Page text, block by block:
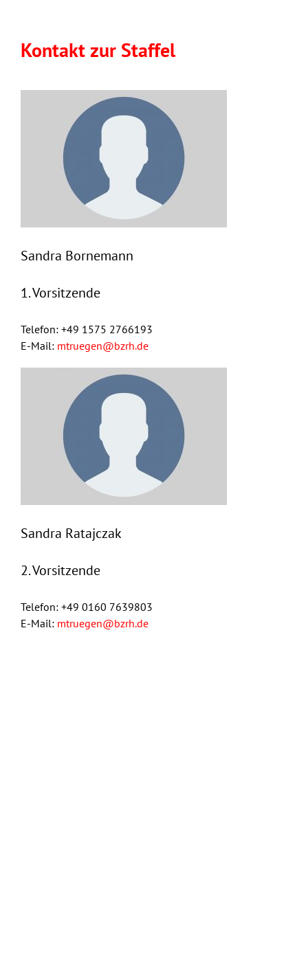
Kontakt zur Staffel
Sandra Bornemann
1. Vorsitzende
Telefon: +49 1575 2766193
E-Mail: mtruegen@bzrh.de
Sandra Ratajczak
2. Vorsitzende
Telefon: +49 0160 7639803
E-Mail: mtruegen@bzrh.de